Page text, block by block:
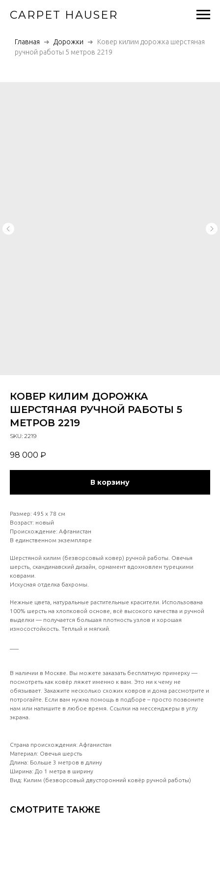
CARPET HAUSER
Главная Дорожки
Ковер килим дорожка шерстяная
ручной работы 5 метров 2219
КОВЕР КИЛИМ ДОРОЖКА
ШЕРСТЯНАЯ РУЧНОЙ РАБОТЫ 5
МЕТРОВ 2219
SKU: 2219
98 000 ₽
В корзину
Размер: 495 х 78 см
Возраст: новый
Происхождение: Афганистан
В единственном экземпляре
Шерстяной килим (безворсовый ковер) ручной работы. Овечья
шерсть, скандинавский дизайн, орнамент вдохновлен турецкими
коврами.
Искусная отделка бахромы.
Нежные цвета, натуральные растительные красители. Использована
100% шерсть на хлопковой основе, всё высокого качества и ручной
выделки — получается большая плотность узлов и хорошая
износостойкость. Теплый и мягкий.
В наличии в Москве. Вы можете заказать бесплатную примерку —
посмотреть как ковёр ляжет именно к вам. Это ни к чему не
обязывает. Закажите несколько схожих ковров и дома рассмотрите и
потрогайте. Если вам нужна помощь в подборе – просто позвоните
нам или напишите в любое время. Ссылки на мессенджеры в углу
экрана.
Страна происхождения: Афганистан
Материал: Овечья шерсть
Длина: Больше 3 метров в длину
Ширина: До 1 метра в ширину
Вид: Килим (безворсовый двусторонний ковёр ручной работы)
СМОТРИТЕ ТАКЖЕ